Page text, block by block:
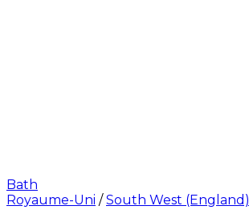
Bath
Royaume-Uni / South West (England)